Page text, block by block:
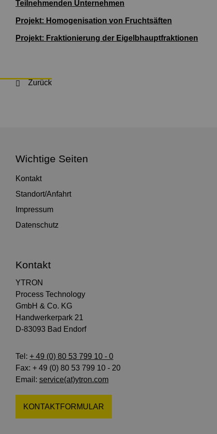
Teilnehmenden Unternehmen
Projekt: Homogenisation von Fruchtsäften
Projekt: Fraktionierung der Eigelbhauptfraktionen
Zurück
Wichtige Seiten
Kontakt
Standort/Anfahrt
Impressum
Datenschutz
Kontakt
YTRON
Process Technology
GmbH & Co. KG
Handwerkerpark 21
D-83093 Bad Endorf
Tel: + 49 (0) 80 53 799 10 - 0
Fax: + 49 (0) 80 53 799 10 - 20
Email: service(at)ytron.com
KONTAKTFORMULAR